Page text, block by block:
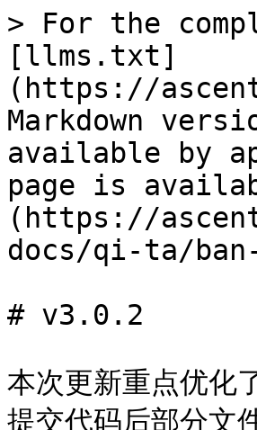
> For the
[llms.txt]
(https://
Markdown
available by
page is
(https://
docs/qi-ta/
# v3.0.2
本次更新重点优化
提交代码后部分文